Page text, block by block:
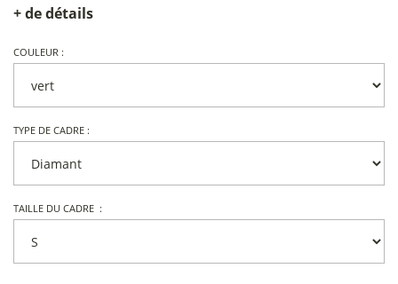
+ de détails
COULEUR :
TYPE DE CADRE :
TAILLE DU CADRE :